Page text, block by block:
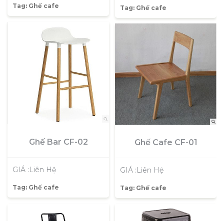
Tag: Ghế cafe
Tag: Ghế cafe
Ghế Bar CF-02
GIÁ :Liên Hệ
Tag: Ghế cafe
Ghế Cafe CF-01
GIÁ :Liên Hệ
Tag: Ghế cafe